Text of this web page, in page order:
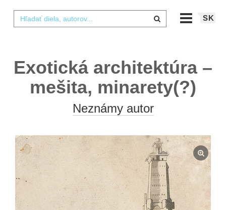
SK
Exotická architektúra –
mešita, minarety(?)
Neznámy autor